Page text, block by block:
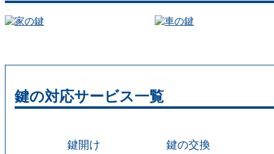
鍵の対応サービス一覧
鍵開け 鍵の交換